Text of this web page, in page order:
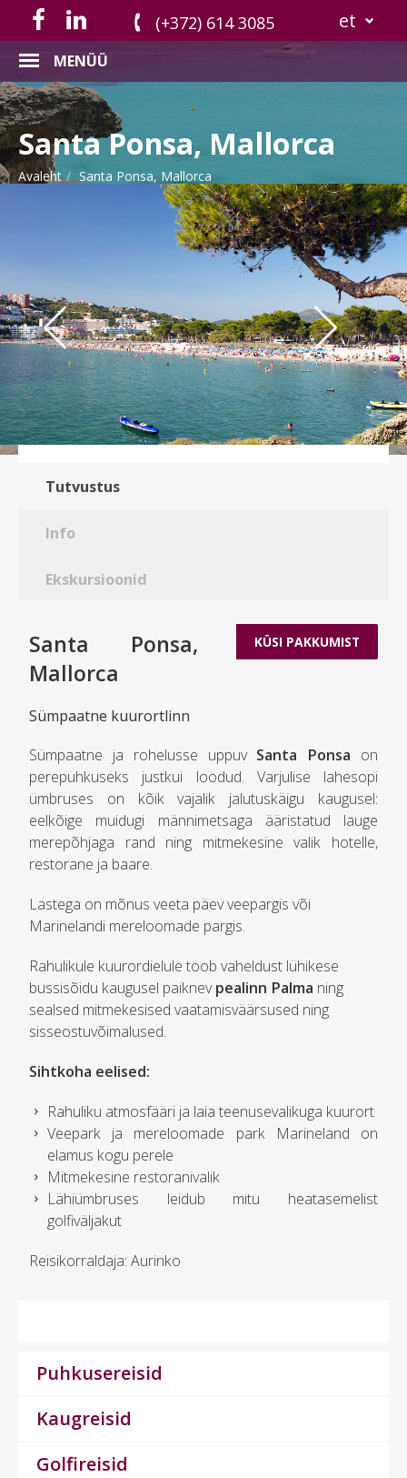
(+372) 614 3085 et
MENÜÜ
Santa Ponsa, Mallorca
Avaleht Santa Ponsa, Mallorca
Previous
Tutvustus
Info
Ekskursioonid
KÜSI PAKKUMIST
Santa Ponsa,
Mallorca
Sümpaatne kuurortlinn
Sümpaatne ja rohelusse uppuv Santa Ponsa on
perepuhkuseks justkui loodud. Varjulise lahesopi
ümbruses on kõik vajalik jalutuskäigu kaugusel:
eelkõige muidugi männimetsaga ääristatud lauge
merepõhjaga rand ning mitmekesine valik hotelle,
restorane ja baare.
Lastega on mõnus veeta päev veepargis või
Marinelandi mereloomade pargis.
Rahulikule kuurordielule toob vaheldust lühikese
bussisõidu kaugusel paiknevpealinn Palma ning
sealsed mitmekesised vaatamisväärsused ning
sisseostuvõimalused.
Sihtkoha eelised:
Rahuliku atmosfääri ja laia teenusevalikuga kuurort
Veepark ja mereloomade park Marineland on
elamus kogu perele
Mitmekesine restoranivalik
Lähiümbruses leidub mitu heatasemelist
golfiväljakut
Reisikorraldaja: Aurinko
Puhkusereisid
Kaugreisid
Golfireisid